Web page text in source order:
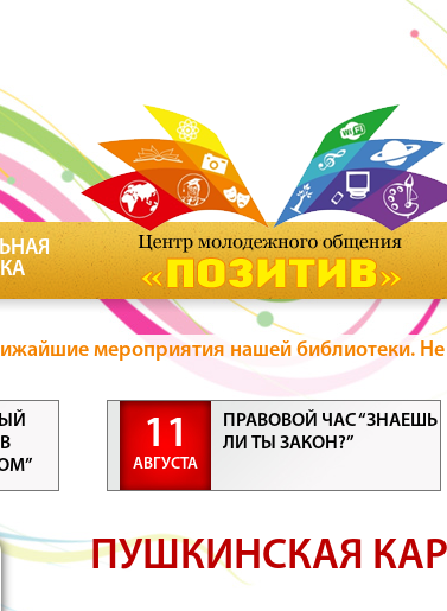
мероприятия нашей библиотеки. Не
11
АВГУСТА
ПРАВОВОЙ ЧАС “ЗНАЕШЬ
ЛИ ТЫ ЗАКОН?”
ПУШКИНСКАЯ